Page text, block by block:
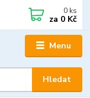
Menu
Hledat
0 ks
za 0 Kč